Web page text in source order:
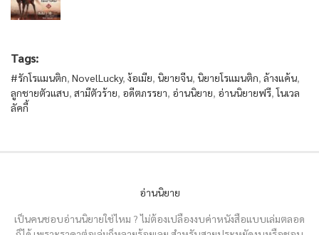
Tags:
#รักโรแมนติก, NovelLucky, ง้อเมีย, นิยายจีน, นิยายโรแมนติก, ล้างแค้น,
ลูกชายตัวแสบ, สามีตัวร้าย, อดีตภรรยา, อ่านนิยาย, อ่านนิยายฟรี,โนเวล
ลัคกี้
อ่านนิยาย
เป็นคนชอบอ่านนิยายใช่ไหม ? ไม่ต้องเปลืองงบค่าหนังสือแบบเล่มตลอด